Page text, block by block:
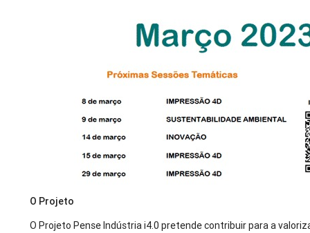
O Projeto
O Projeto Pense Indústria i4.0 pretende contribuir para a